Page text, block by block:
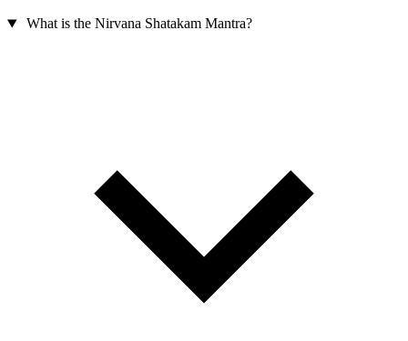
What is the Nirvana Shatakam Mantra?